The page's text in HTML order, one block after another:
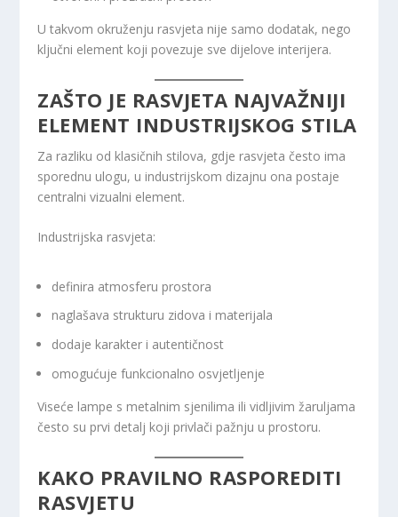
U takvom okruženju rasvjeta nije samo dodatak, nego
ključni element koji povezuje sve dijelove interijera.
ZAŠTO JE RASVJETA NAJVAŽNIJI
ELEMENT INDUSTRIJSKOG STILA
Za razliku od klasičnih stilova, gdje rasvjeta često ima
sporednu ulogu, u industrijskom dizajnu ona postaje
centralni vizualni element.
Industrijska rasvjeta:
definira atmosferu prostora
naglašava strukturu zidova i materijala
dodaje karakter i autentičnost
omogućuje funkcionalno osvjetljenje
Viseće lampe s metalnim sjenilima ili vidljivim žaruljama
često su prvi detalj koji privlači pažnju u prostoru.
KAKO PRAVILNO RASPOREDITI
RASVJETU